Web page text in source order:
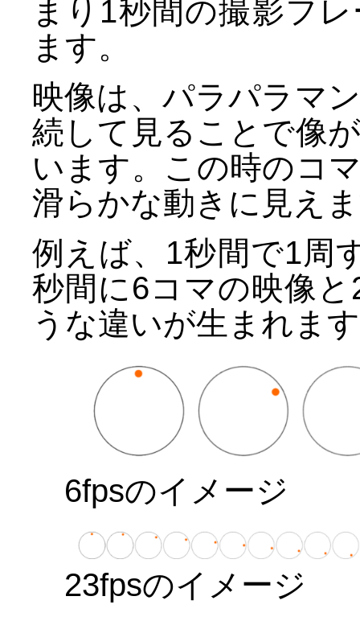
まり1秒間の撮影フ
ます。
映像は、パラパラマ
続して見ることで像
います。この時のコ
滑らかな動きに見え
例えば、1秒間で1周
秒間に6コマの映像
うな違いが生まれま
6fpsのイメージ
23fpsのイメージ